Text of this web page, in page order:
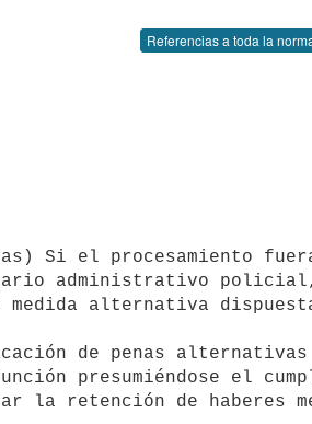
Referencias a toda la
administrativo
alternativa
presumiéndose el
retención de haberes